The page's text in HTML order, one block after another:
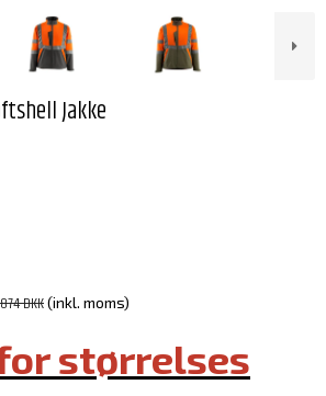
Jakke
874 DKK(inkl. moms)
størrelses